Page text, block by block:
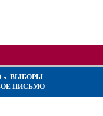
ВЫБОРЫ
ПИСЬМО